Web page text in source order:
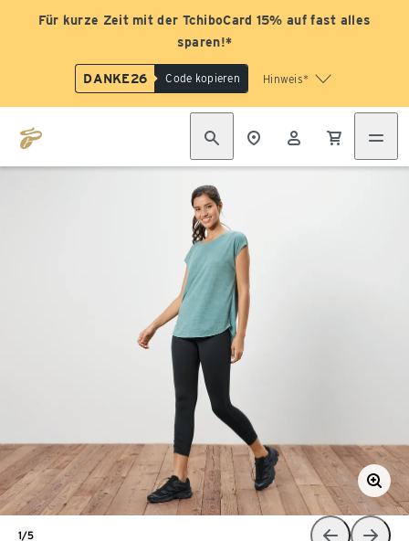
Für kurze Zeit mit der TchiboCard 15% auf fast alles
sparen!*
DANKE26 Code kopieren Hinweis*
1/5